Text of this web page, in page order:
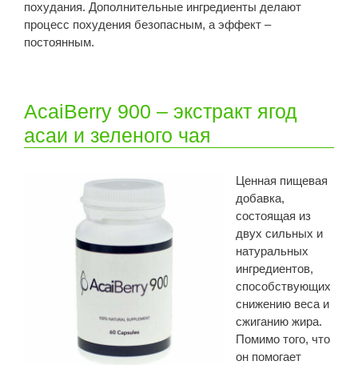
похудания. Дополнительные ингредиенты делают
процесс похудения безопасным, а эффект –
постоянным.
AcaiBerry 900 – экстракт ягод
асаи и зеленого чая
Ценная пищевая
добавка,
состоящая из
двух сильных и
натуральных
ингредиентов,
способствующих
снижению веса и
сжиганию жира.
Помимо того, что
он помогает